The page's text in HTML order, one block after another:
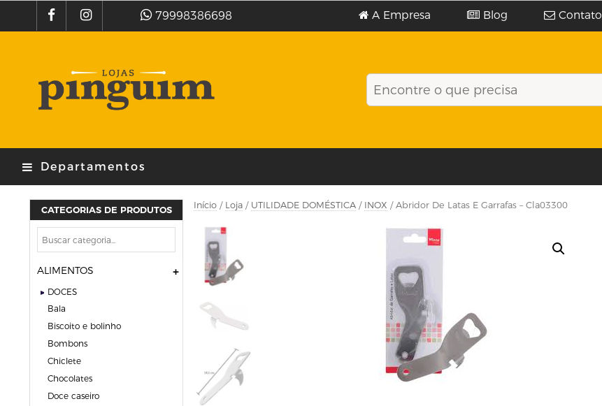
79998386698 A Empresa Blog Contato
Departamentos
Início / Loja / UTILIDADE DOMÉSTICA / INOX / Abridor De Latas E Garrafas – Cla03300
CATEGORIAS DE PRODUTOS
ALIMENTOS
DOCES
bala
biscoito e bolinho
bombons
chiclete
chocolates
doce caseiro